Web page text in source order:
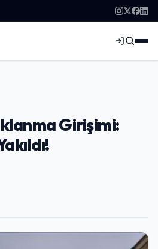
Girişimi: